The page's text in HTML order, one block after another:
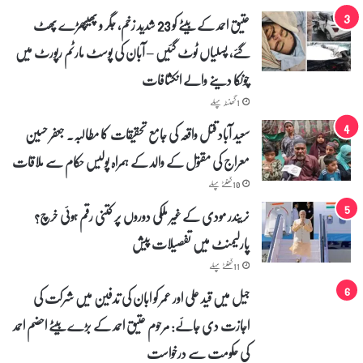
س
ی
ب
ی
ک
ک
ا
ر
و
ا
ئ
ی
۔
ن
و
ٹ
و
عتیق احمد کے بیٹے کو 23 شدید زخم، جگر و پھیپھڑے پھٹ
گئے، پسلیاں ٹوٹ گئیں – آبان کی پوسٹ مارٹم رپورٹ میں
چونکا دینے والے انکشافات
1 گھنٹہ پہلے
سعید آباد قتل واقعہ کی جامع تحقیقات کا مطالبہ۔ جعفر حسین
معراج کی مقتول کے والد کے ہمراہ پولیس حکام سے ملاقات
10 گھنٹے پہلے
نریندر مودی کے غیر ملکی دوروں پر کتنی رقم ہوئی خرچ؟
پارلیمنٹ میں تفصیلات پیش
11 گھنٹے پہلے
جیل میں قید علی اور عمر کو ابان کی تدفین میں شرکت کی
اجازت دی جائے: مرحوم عتیق احمد کے بڑے بیٹے احضم احمد
کی حکومت سے درخواست